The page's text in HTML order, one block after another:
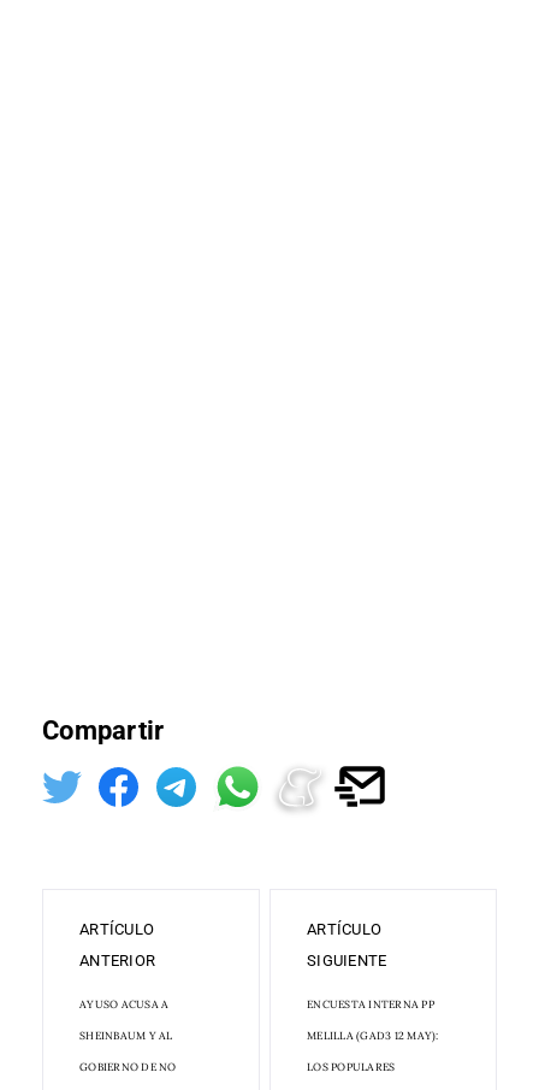
Compartir
ARTÍCULO
ANTERIOR
AYUSO ACUSA A
SHEINBAUM Y AL
GOBIERNO DE NO
ARTÍCULO
SIGUIENTE
ENCUESTA INTERNA PP
MELILLA (GAD3 12 MAY):
LOS POPULARES